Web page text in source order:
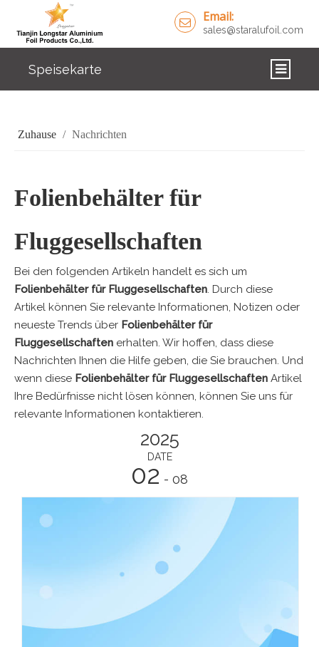
Email:
sales@staralufoil.com
Speisekarte
PRODUKTE
LÖSUNGEN
NACHRICHTEN
KONTAKTIERE UNS
Zuhause / Nachrichten
Folienbehälter für
Fluggesellschaften
Bei den folgenden Artikeln handelt es sich um
Folienbehälter für Fluggesellschaften. Durch diese
Artikel können Sie relevante Informationen, Notizen oder
neueste Trends über Folienbehälter für
Fluggesellschaften erhalten. Wir hoffen, dass diese
Nachrichten Ihnen die Hilfe geben, die Sie brauchen. Und
wenn diese Folienbehälter für Fluggesellschaften Artikel
Ihre Bedürfnisse nicht lösen können, können Sie uns für
relevante Informationen kontaktieren.
2025
DATE
02 - 08